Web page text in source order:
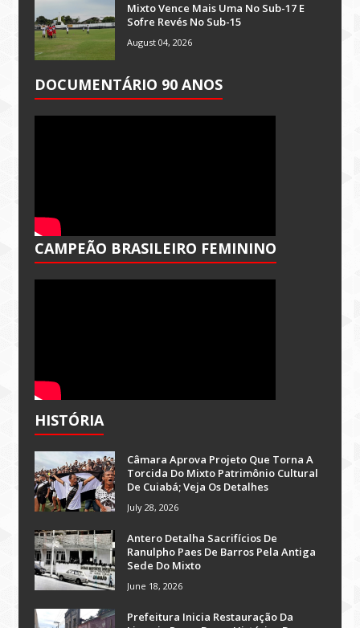
Mixto Vence Mais Uma No Sub-17 E
Sofre Revés No Sub-15
August 04, 2026
DOCUMENTÁRIO 90 ANOS
CAMPEÃO BRASILEIRO FEMININO
HISTÓRIA
Câmara Aprova Projeto Que Torna A
Torcida Do Mixto Patrimônio Cultural
De Cuiabá; Veja Os Detalhes
July 28, 2026
Antero Detalha Sacrifícios De
Ranulpho Paes De Barros Pela Antiga
Sede Do Mixto
June 18, 2026
Prefeitura Inicia Restauração Da